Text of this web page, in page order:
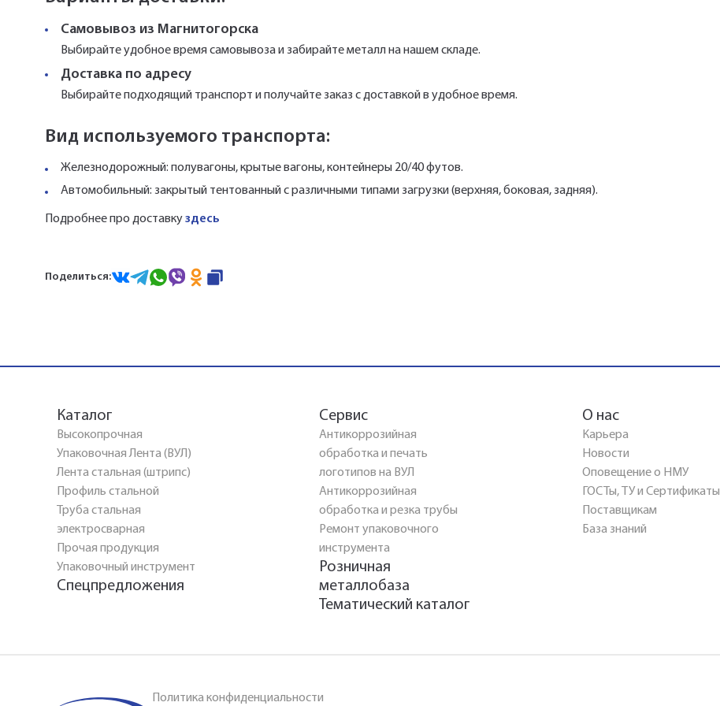
Самовывоз из Магнитогорска
Выбирайте удобное время самовывоза и забирайте металл на нашем складе.
Доставка по адресу
Выбирайте подходящий транспорт и получайте заказ с доставкой в удобное время.
Вид используемого транспорта:
Железнодорожный: полувагоны, крытые вагоны, контейнеры 20/40 футов.
Автомобильный: закрытый тентованный с различными типами загрузки (верхняя, боковая, задняя).
Подробнее про доставкуздесь
Поделиться:
Каталог
Высокопрочная
Упаковочная Лента (ВУЛ)
Лента стальная (штрипс)
Профиль стальной
Труба стальная
электросварная
Прочая продукция
Упаковочный инструмент
Спецпредложения
Сервис
Антикоррозийная
обработка и печать
логотипов на ВУЛ
Антикоррозийная
обработка и резка трубы
Ремонт упаковочного
инструмента
Розничная
металлобаза
Тематический каталог
О нас
Карьера
Новости
Оповещение о НМУ
ГОСТы, ТУ и Сертификаты
Поставщикам
База знаний
Политика конфиденциальности